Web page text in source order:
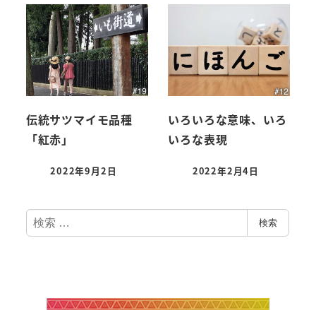
伝統サツマイモ品種
「紅赤」
2022年9月2日
いろいろな意味、いろ
いろな表現
2022年2月4日
検
索
検索